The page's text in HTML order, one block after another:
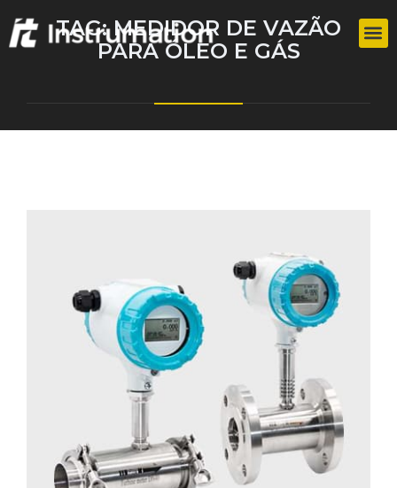
TAG:MEDIDOR DE VAZÃO
PARA ÓLEO E GÁS